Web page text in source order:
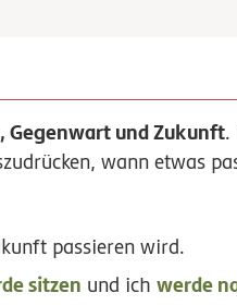
Gegenwart und Zukunft.
wann etwas
passieren wird.
sitzen und ichwerde